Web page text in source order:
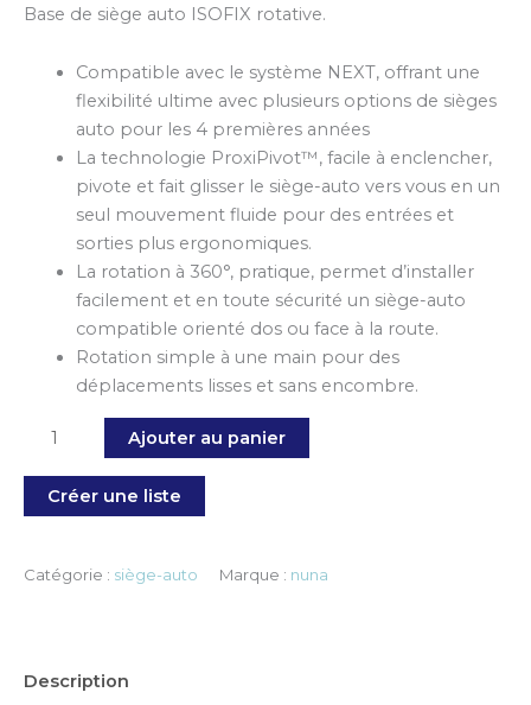
Base de siège auto ISOFIX rotative.
Compatible avec le système NEXT, offrant une
flexibilité ultime avec plusieurs options de sièges
auto pour les 4 premières années
La technologie ProxiPivot™, facile à enclencher,
pivote et fait glisser le siège-auto vers vous en un
seul mouvement fluide pour des entrées et
sorties plus ergonomiques.
La rotation à 360°, pratique, permet d’installer
facilement et en toute sécurité un siège-auto
compatible orienté dos ou face à la route.
Rotation simple à une main pour des
déplacements lisses et sans encombre.
Ajouter au panier
Créer une liste
Catégorie : siège-auto Marque : nuna
Description